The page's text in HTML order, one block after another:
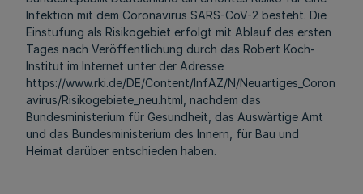
Infektion mit dem Coronavirus SARS-CoV-2 besteht. Die
Einstufung als Risikogebiet erfolgt mit Ablauf des ersten
Tages nach Veröffentlichung durch das Robert Koch-
Institut im Internet unter der Adresse
https://www.rki.de/DE/Content/InfAZ/N/Neuartiges_Coron
avirus/Risikogebiete_neu.html, nachdem das
Bundesministerium für Gesundheit, das Auswärtige Amt
und das Bundesministerium des Innern, für Bau und
Heimat darüber entschieden haben.